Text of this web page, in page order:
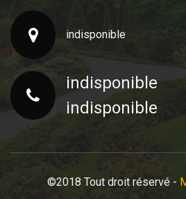
indisponible
indisponible
indisponible
©2018 Tout droit réservé -